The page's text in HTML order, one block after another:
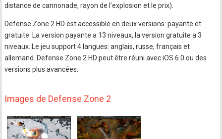
distance de cannonade, rayon de l’explosion et le prix).
Defense Zone 2 HD est accessible en deux versions: payante et
gratuite. La version payante a 13 niveaux, la version gratuite a 3
niveaux. Le jeu support 4 langues: anglais, russe, français et
allemand. Defense Zone 2 HD peut être réuni avec iOS 6.0 ou des
versions plus avancées.
Images de Defense Zone 2